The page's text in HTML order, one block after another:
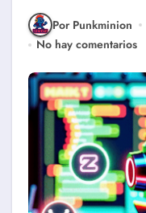
Por Punkminion
No hay comentarios